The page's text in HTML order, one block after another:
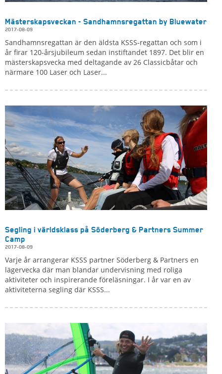
Mästerskapsveckan - Sandhamnsregattan by Bluewater
2017-08-09
Sandhamnsregattan är den äldsta KSSS-regattan och som i
år firar 120-årsjubileum sedan instiftandet 1897. Det blir en
mästerskapsvecka med deltagande av 26 Classicbåtar och
närmare 100 Laser och Laser...
Segling i världsklass på Söderberg & Partners Summer
Camp
2017-08-09
Varje år arrangerar KSSS partner Söderberg & Partners en
lägervecka där man blandar undervisning med roliga
aktiviteter och inspirerande föreläsningar. I år var en av
aktiviteterna segling där KSSS...